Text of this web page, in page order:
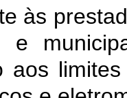
às
e
aos